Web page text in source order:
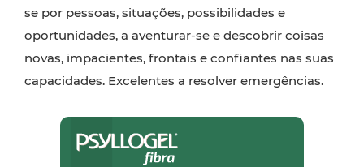
se por pessoas, situações, possibilidades e
oportunidades, a aventurar-se e descobrir coisas
novas, impacientes, frontais e confiantes nas suas
capacidades. Excelentes a resolver emergências.